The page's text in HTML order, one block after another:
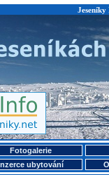
Jeseníky
Fotogalerie
ubytování